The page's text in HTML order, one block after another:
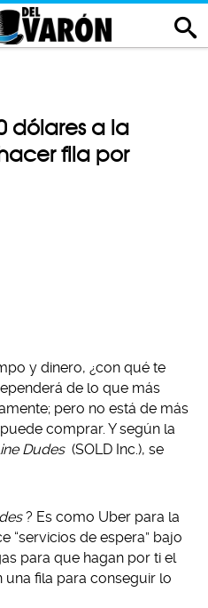
dólares a la
fila por
y dinero, ¿con qué te
de lo que más
pero no está de más
comprar. Y según la
Dudes (SOLD Inc.), se
? Es como Uber para la
“servicios de espera” bajo
para que hagan por ti el
fila para conseguir lo